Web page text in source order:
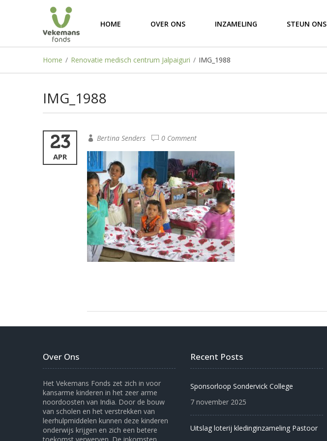
HOME OVER ONS INZAMELING STEUN ONS
Home / Renovatie medisch centrum Jalpaiguri / IMG_1988
IMG_1988
23
APR
Bertina Senders 0 Comment
Over Ons
Het Vekemans Fonds zet zich in voor
kansarme kinderen in het zeer arme
noordoosten van India. Door de bouw
van scholen en het verstrekken van
leerhulpmiddelen kunnen deze kinderen
onderwijs krijgen en zich een betere
Recent Posts
Sponsorloop Sondervick College
7 november 2025
Uitslag loterij kledinginzameling Pastoor